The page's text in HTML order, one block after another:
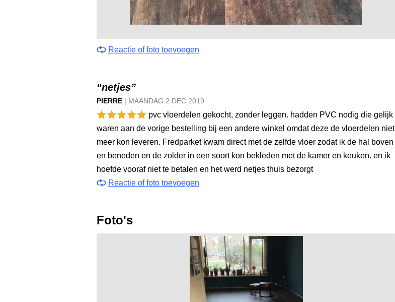
Reactie of foto toevoegen
“netjes”
PIERRE | MAANDAG 2 DEC 2019
pvc vloerdelen gekocht, zonder leggen. hadden PVC nodig die gelijk
waren aan de vorige bestelling bij een andere winkel omdat deze de vloerdelen niet
meer kon leveren. Fredparket kwam direct met de zelfde vloer zodat ik de hal boven
en beneden en de zolder in een soort kon bekleden met de kamer en keuken. en ik
hoefde vooraf niet te betalen en het werd netjes thuis bezorgt
Reactie of foto toevoegen
Foto's